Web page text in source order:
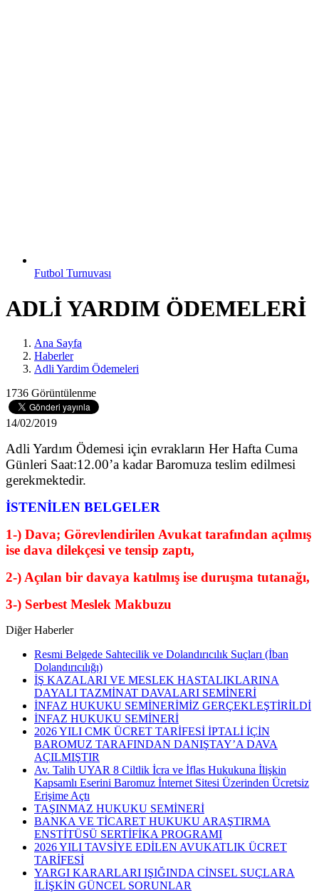
Futbol Turnuvası
ADLİ YARDIM ÖDEMELERİ
Ana Sayfa
Haberler
Adli Yardim Ödemeleri
1736 Görüntülenme
14/02/2019
Adli Yardım Ödemesi için evrakların Her Hafta Cuma
Günleri Saat:12.00’a kadar Baromuza teslim edilmesi
gerekmektedir.
İSTENİLEN BELGELER
1-) Dava; Görevlendirilen Avukat tarafından açılmış
ise dava dilekçesi ve tensip zaptı,
2-) Açılan bir davaya katılmış ise duruşma tutanağı,
3-) Serbest Meslek Makbuzu
Diğer Haberler
Resmi Belgede Sahtecilik ve Dolandırıcılık Suçları (İban
Dolandırıcılığı)
İŞ KAZALARI VE MESLEK HASTALIKLARINA
DAYALI TAZMİNAT DAVALARI SEMİNERİ
İNFAZ HUKUKU SEMİNERİMİZ GERÇEKLEŞTİRİLDİ
İNFAZ HUKUKU SEMİNERİ
2026 YILI CMK ÜCRET TARİFESİ İPTALİ İÇİN
BAROMUZ TARAFINDAN DANIŞTAY’A DAVA
AÇILMIŞTIR
Av. Talih UYAR 8 Ciltlik İcra ve İflas Hukukuna İlişkin
Kapsamlı Eserini Baromuz İnternet Sitesi Üzerinden Ücretsiz
Erişime Açtı
TAŞINMAZ HUKUKU SEMİNERİ
BANKA VE TİCARET HUKUKU ARAŞTIRMA
ENSTİTÜSÜ SERTİFİKA PROGRAMI
2026 YILI TAVSİYE EDİLEN AVUKATLIK ÜCRET
TARİFESİ
YARGI KARARLARI IŞIĞINDA CİNSEL SUÇLARA
İLİŞKİN GÜNCEL SORUNLAR